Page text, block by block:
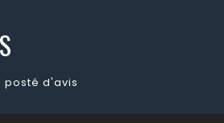
posté d'avis